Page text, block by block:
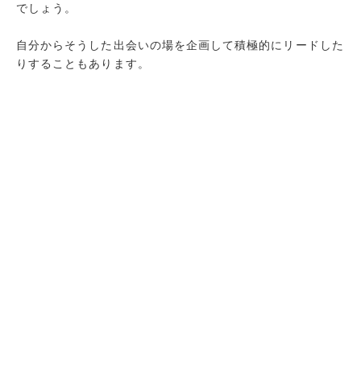
でしょう。
自分からそうした出会いの場を企画して積極的にリードした
りすることもあります。